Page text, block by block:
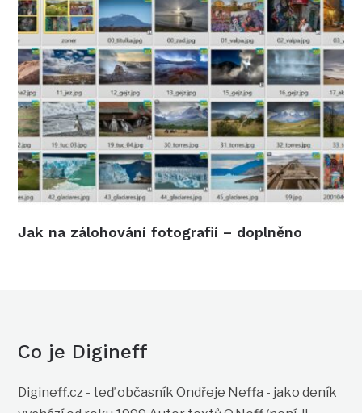
Jak na zálohování fotografií – doplněno
Co je Digineff
Digineff.cz - teď občasník Ondřeje Neffa - jako deník